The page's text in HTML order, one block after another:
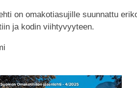
on omakotiasujille suunnattu
ja kodin viihtyvyyteen.